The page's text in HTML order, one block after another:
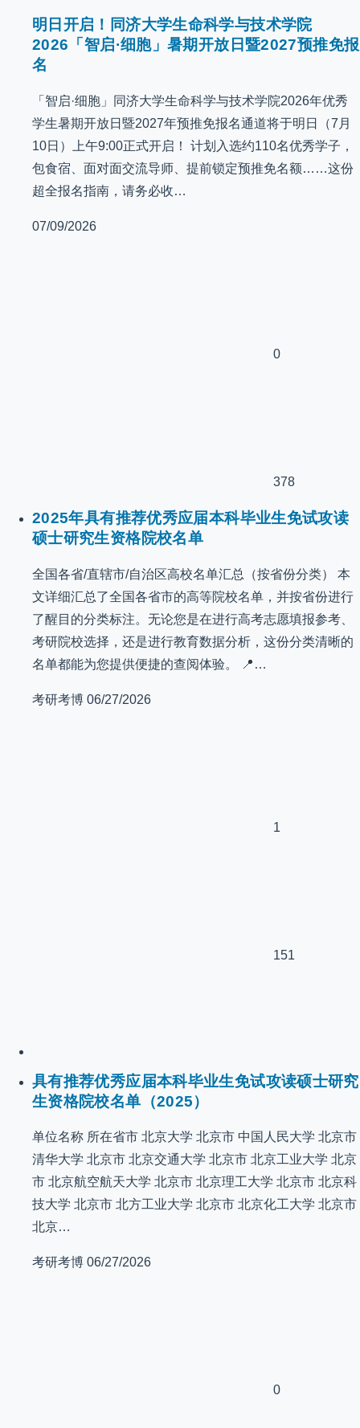
明日开启！同济大学生命科学与技术学院
2026「智启·细胞」暑期开放日暨2027预推免报
名
「智启·细胞」同济大学生命科学与技术学院2026年优秀
学生暑期开放日暨2027年预推免报名通道将于明日（7月
10日）上午9:00正式开启！ 计划入选约110名优秀学子，
包食宿、面对面交流导师、提前锁定预推免名额……这份
超全报名指南，请务必收…
07/09/2026
0
378
2025年具有推荐优秀应届本科毕业生免试攻读
硕士研究生资格院校名单
全国各省/直辖市/自治区高校名单汇总（按省份分类） 本
文详细汇总了全国各省市的高等院校名单，并按省份进行
了醒目的分类标注。无论您是在进行高考志愿填报参考、
考研院校选择，还是进行教育数据分析，这份分类清晰的
名单都能为您提供便捷的查阅体验。 📍…
考研考博 06/27/2026
1
151
具有推荐优秀应届本科毕业生免试攻读硕士研究
生资格院校名单（2025）
单位名称 所在省市 北京大学 北京市 中国人民大学 北京市
清华大学 北京市 北京交通大学 北京市 北京工业大学 北京
市 北京航空航天大学 北京市 北京理工大学 北京市 北京科
技大学 北京市 北方工业大学 北京市 北京化工大学 北京市
北京…
考研考博 06/27/2026
0